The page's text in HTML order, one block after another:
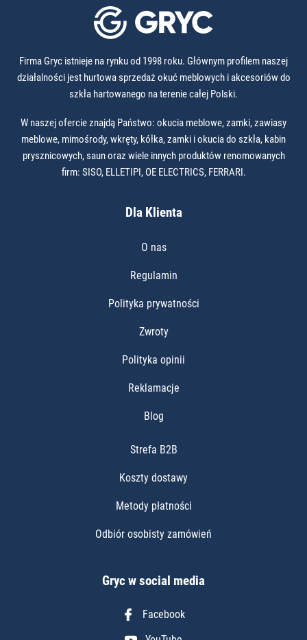
Firma Gryc istnieje na rynku od 1998 roku. Głównym profilem naszej
działalności jest hurtowa sprzedaż okuć meblowych i akcesoriów do
szkła hartowanego na terenie całej Polski.
W naszej ofercie znajdą Państwo: okucia meblowe, zamki, zawiasy
meblowe, mimośrody, wkręty, kółka, zamki i okucia do szkła, kabin
prysznicowych, saun oraz wiele innych produktów renomowanych
firm: SISO, ELLETIPI, OE ELECTRICS, FERRARI.
Dla Klienta
O nas
Regulamin
Polityka prywatności
Zwroty
Polityka opinii
Reklamacje
Blog
Strefa B2B
Koszty dostawy
Metody płatności
Odbiór osobisty zamówień
Gryc w social media
Facebook